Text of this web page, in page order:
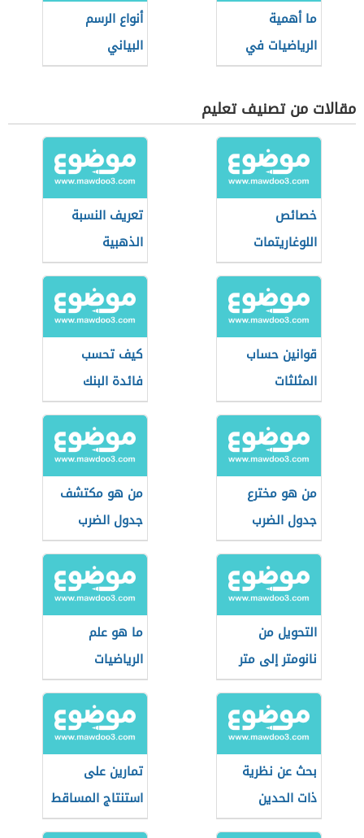
ما أهمية
الرياضيات في
حياتنا
أنواع الرسم
البياني
مقالات من تصنيف تعليم
خصائص
اللوغاريتمات
تعريف النسبة
الذهبية
قوانين حساب
المثلثات
كيف تحسب
فائدة البنك
من هو مخترع
جدول الضرب
من هو مكتشف
جدول الضرب
التحويل من
نانومتر إلى متر
ما هو علم
الرياضيات
بحث عن نظرية
ذات الحدين
تمارين على
استنتاج المساقط
في الرسم